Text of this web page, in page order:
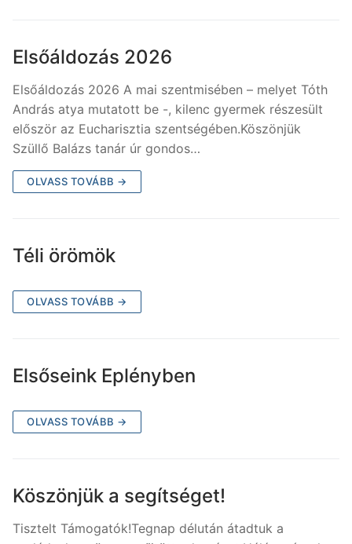
Elsőáldozás 2026
Elsőáldozás 2026 A mai szentmisében – melyet Tóth
András atya mutatott be -, kilenc gyermek részesült
először az Eucharisztia szentségében.Köszönjük
Szüllő Balázs tanár úr gondos…
OLVASS TOVÁBB →
Téli örömök
OLVASS TOVÁBB →
Elsőseink Eplényben
OLVASS TOVÁBB →
Köszönjük a segítséget!
Tisztelt Támogatók!Tegnap délután átadtuk a